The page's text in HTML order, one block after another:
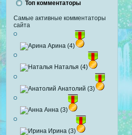
Топ комментаторы
Самые активные комментаторы
сайта
Арина (4)
Наталья (4)
Анатолий (3)
Анна (3)
Ирина (3)